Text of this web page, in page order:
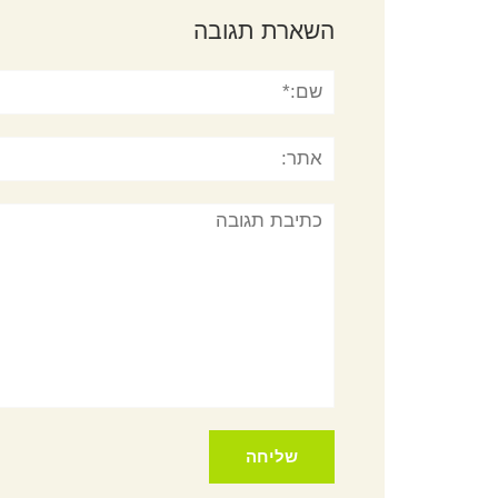
השארת תגובה
תגובה